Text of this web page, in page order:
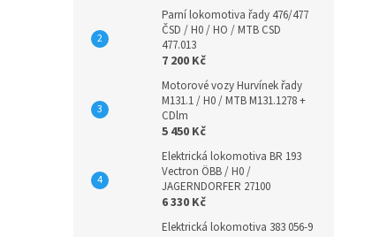
Parní lokomotiva řady 476/477
ČSD / H0 / HO / MTB CSD
477.013
7 200 Kč
Motorové vozy Hurvínek řady
M131.1 / H0 / MTB M131.1278 +
CDlm
5 450 Kč
Elektrická lokomotiva BR 193
Vectron ÖBB / H0 /
JAGERNDORFER 27100
6 330 Kč
Elektrická lokomotiva 383 056-9